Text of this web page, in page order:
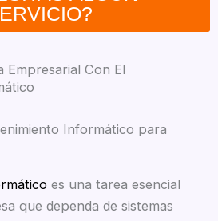
Empresarial Con El
Informático para
es una tarea esencial
que dependa de sistemas